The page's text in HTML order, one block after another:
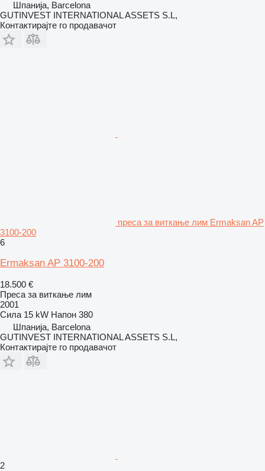
Шпанија, Barcelona
GUTINVEST INTERNATIONAL ASSETS S.L,
Контактирајте го продавачот
преса за виткање лим Ermaksan AP
3100-200
6
Ermaksan AP 3100-200
18.500 €
Преса за виткање лим
2001
Сила 15 kW Напон 380
Шпанија, Barcelona
GUTINVEST INTERNATIONAL ASSETS S.L,
Контактирајте го продавачот
2